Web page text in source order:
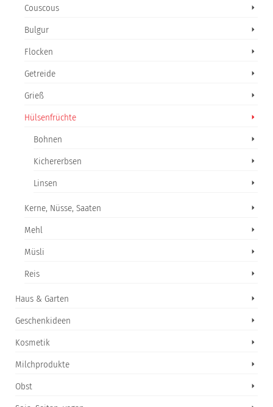
Couscous
Bulgur
Flocken
Getreide
Grieß
Hülsenfrüchte
Bohnen
Kichererbsen
Linsen
Kerne, Nüsse, Saaten
Mehl
Müsli
Reis
Haus & Garten
Geschenkideen
Kosmetik
Milchprodukte
Obst